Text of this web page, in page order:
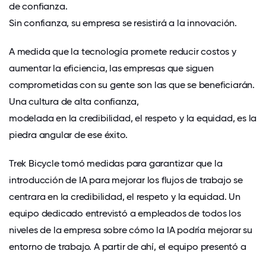
de confianza.
Sin confianza, su empresa se resistirá a la innovación.
A medida que la tecnología promete reducir costos y
aumentar la eficiencia, las empresas que siguen
comprometidas con su gente son las que se beneficiarán.
Una cultura de alta confianza,
modelada en la credibilidad, el respeto y la equidad, es la
piedra angular de ese éxito.
Trek Bicycle tomó medidas para garantizar que la
introducción de IA para mejorar los flujos de trabajo se
centrara en la credibilidad, el respeto y la equidad. Un
equipo dedicado entrevistó a empleados de todos los
niveles de la empresa sobre cómo la IA podría mejorar su
entorno de trabajo. A partir de ahí, el equipo presentó a